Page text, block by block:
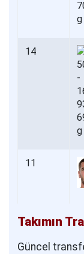
14
11
Takımın
Güncel